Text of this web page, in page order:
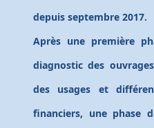
depuis septembre 2017.
Après une première
diagnostic des
des usages et
financiers, une phase